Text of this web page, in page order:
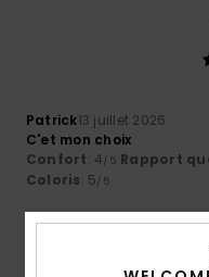
Patrick13 juillet 2026
C'et mon choix
Confort: 4/5 Rapport
Coloris: 5/5